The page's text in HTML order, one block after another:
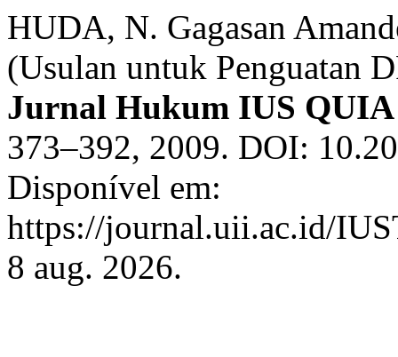
HUDA, N. Gagasan
(Usulan untuk Penguatan
Jurnal Hukum IUS
373–392, 2009. DOI:
Disponível em:
https://journal.uii.ac.id/
8 aug. 2026.